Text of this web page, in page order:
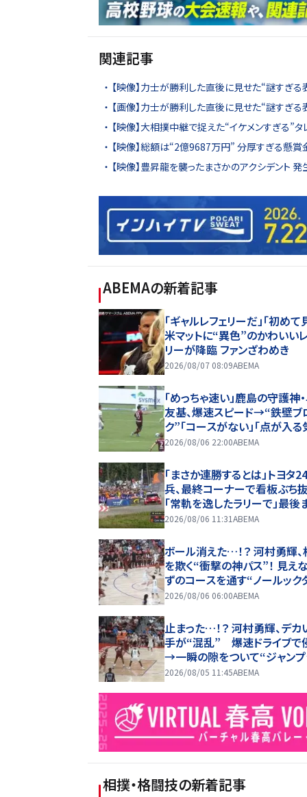
関連記事
【映像】力士が勝利した直後に見せた“謎すぎる
【画像】力士が勝利した直後に見せた“謎すぎる
【映像】大相撲中継で捉えた“イケメンすぎる”タ
【映像】総額は“2億9687万円” 分厚すぎる懸賞
【映像】豊昇龍を襲ったまさかのアクシデント
ABEMAの新着記事
「ギャルレフェリーだ」「初めて
米マットに“異色”のかわいい
リーが降臨 ファンざわめき
2026/08/07 08:09ABEMA
「めっちゃ速い」鹿島の守護神
友基、爆速スピード→“鉄壁ブ
ク”「コースがない」「点が入
しない」驚異の判断力と飛び
2026/08/06 22:00ABEMA
「まさか連勝するとは」トヨタ
兵、最終コーナーで看板ぶち
「常軌を逸したラリーで」最後
で“全開”貫き躍動
2026/08/06 11:31ABEMA
ボール消えた…！？ 河村勇輝
を欺く“衝撃の神パス”！ 見え
ずのコースを通す“ノールック
プ”… 完璧アシストにアリー
2026/08/06 06:00ABEMA
止まった…！？ 河村勇輝、デカ
手が“混乱” 爆速ドライブで
→一瞬の隙をついて“ジャン
ート”炸裂
2026/08/05 11:45ABEMA
相撲・格闘技の新着記事